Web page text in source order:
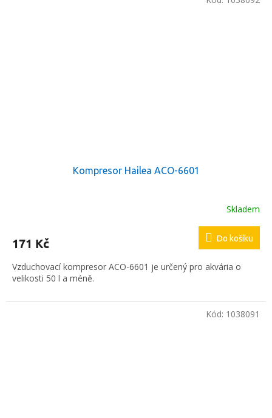
Kompresor Hailea ACO-6601
Skladem
171 Kč Do košíku
Vzduchovací kompresor ACO-6601 je určený pro akvária o
velikosti 50 l a méně.
Kód: 1038091